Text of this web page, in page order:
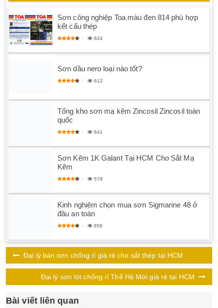
Sơn công nghiệp Toa màu đen 814 phù hợp
kết cấu thép
624
Sơn dầu nero loại nào tốt?
612
Tổng kho sơn mạ kẽm Zincosil Zincosil toàn
quốc
641
Sơn Kẽm 1K Galant Tại HCM Cho Sắt Mạ
Kẽm
579
Kinh nghiệm chọn mua sơn Sigmarine 48 ở
đâu an toàn
656
Đại lý bán sơn chống rỉ giá rẻ cho sắt thép tại HCM
Đại lý sơn lót chống rỉ Thế Hệ Mới giá rẻ tại HCM
Bài viết liên quan